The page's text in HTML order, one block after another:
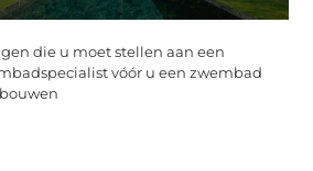
die u moet stellen aan een
vóór u een zwembad